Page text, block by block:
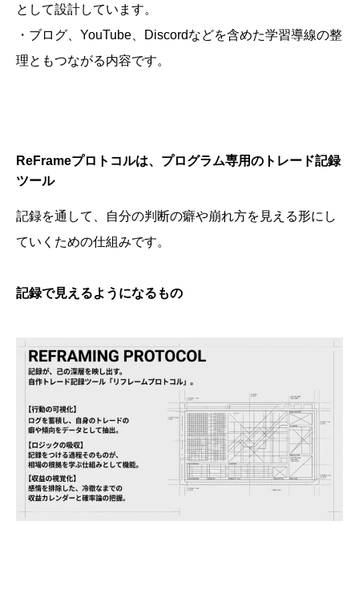
として設計しています。
・ブログ、YouTube、Discordなどを含めた学習導線の整
理ともつながる内容です。
ReFrameプロトコルは、プログラム専用のトレード記録
ツール
記録を通して、自分の判断の癖や崩れ方を見える形にし
ていくための仕組みです。
記録で見えるようになるもの